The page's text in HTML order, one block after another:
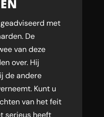
met
De
van deze
over. Hij
de andere
Kunt u
van het feit
serieus heeft